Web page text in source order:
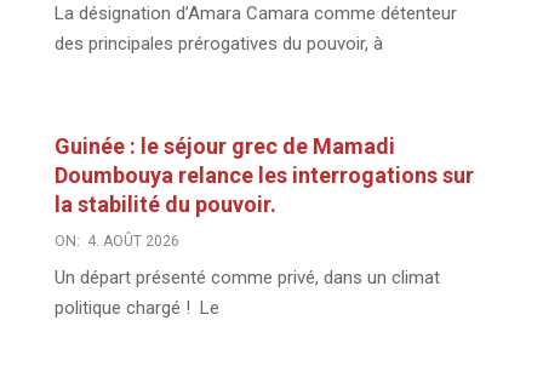
La désignation d’Amara Camara comme détenteur
des principales prérogatives du pouvoir, à
Guinée : le séjour grec de Mamadi
Doumbouya relance les interrogations sur
la stabilité du pouvoir.
ON: 4. AOÛT 2026
Un départ présenté comme privé, dans un climat
politique chargé ! Le